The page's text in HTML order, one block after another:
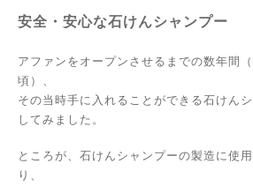
安全・安心な石けんシャンプー
アファンをオープンさせるまでの数年間（
頃）、
その当時手に入れることができる石けん
してみました。
ところが、石けんシャンプーの製造に使
り、